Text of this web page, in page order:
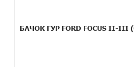
БАЧОК ГУР FORD FOCUS II-III